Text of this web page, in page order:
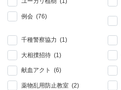
例会 (76)
千種警察協力 (1)
大相撲招待 (1)
献血アクト (6)
薬物乱用防止教室 (2)